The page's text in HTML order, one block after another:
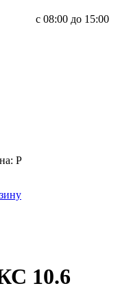
c 08:00 до 15:00
Р
10.6